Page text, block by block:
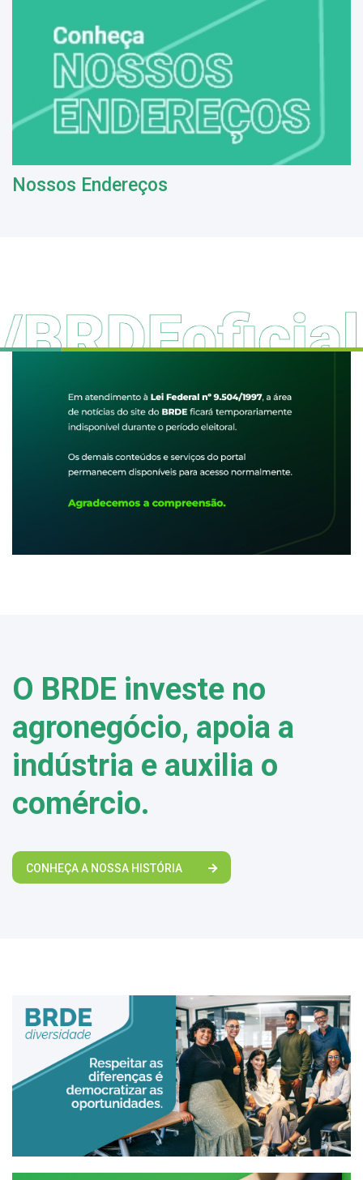
Nossos Endereços
O BRDE investe no
agronegócio, apoia a
indústria e auxilia o
comércio.
CONHEÇA A NOSSA HISTÓRIA